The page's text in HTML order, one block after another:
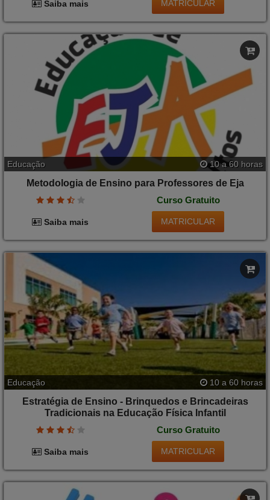
Saiba mais MATRICULAR
Educação 10 a 60 horas
Metodologia de Ensino para Professores de Eja
Curso Gratuito
Saiba mais MATRICULAR
Educação 10 a 60 horas
Estratégia de Ensino - Brinquedos e Brincadeiras
Tradicionais na Educação Física Infantil
Curso Gratuito
Saiba mais MATRICULAR